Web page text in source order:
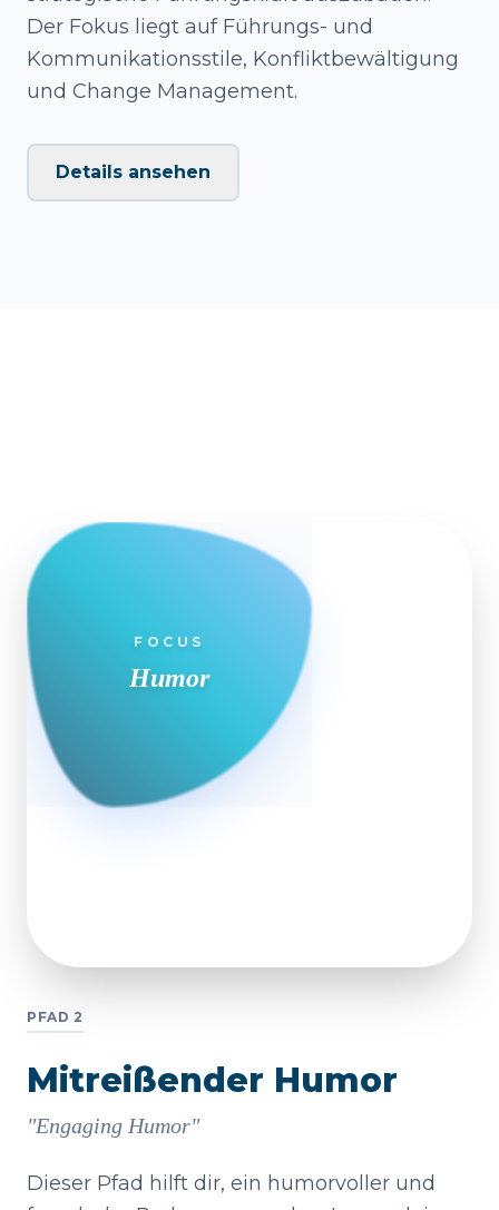
Der Fokus liegt auf Führungs- und
Kommunikationsstile, Konfliktbewältigung
und Change Management.
Details ansehen
FOCUS
Humor
PFAD 2
Mitreißender Humor
"Engaging Humor"
Dieser Pfad hilft dir, ein humorvoller und